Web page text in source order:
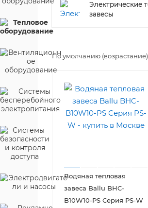
Электрические
завесы
По умолчанию (возрастание)
Водяная тепловая
завеса Ballu BHC-
B10W10-PS Серия PS-W